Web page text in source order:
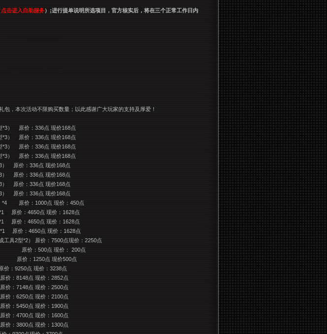
点击进入自助服务）;进行提单说明所选项目，官方核实后，将在三个正常工作日内
包，本次活动不限购买数量；以此感谢广大玩家的支持及厚爱！
*3）
原价：336点 现价168点
*3）
原价：336点 现价168点
*3）
原价：336点 现价168点
*3）
原价：336点 现价168点
）
原价：336点 现价168点
）
原价：336点 现价168点
）
原价：336点 现价168点
）
原价：336点 现价168点
*4
原价：1000点 现价：450点
原价：4650点 现价：1628点
原价：4650点 现价：1628点
原价：4650点 现价：1628点
工具2型*2） 原价：7500点现价：2250点
原价：500点 现价： 200点
原价：1250点 现价500点
价：9250点 现价：3238点
价：8148点 现价：2852点
价：7148点 现价：2500点
价：6250点 现价：2100点
价：5450点 现价：1900点
价：4700点 现价：1600点
价：3800点 现价：1300点